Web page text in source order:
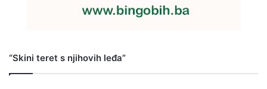
“Skini teret s njihovih leđa”